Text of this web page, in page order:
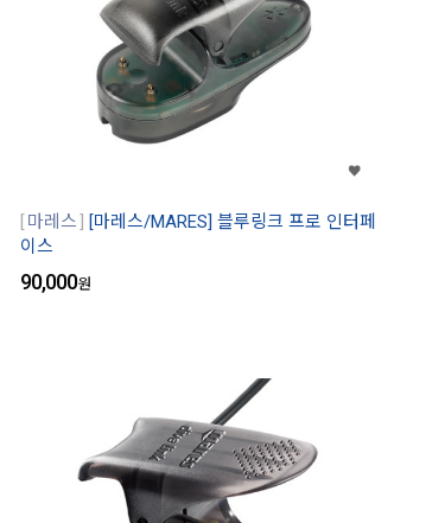
마레스
[마레스/MARES] 블루링크 프로 인터페
이스
90,000원